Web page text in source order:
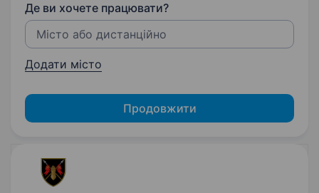
Де ви хочете працювати?
Додати місто
Продовжити